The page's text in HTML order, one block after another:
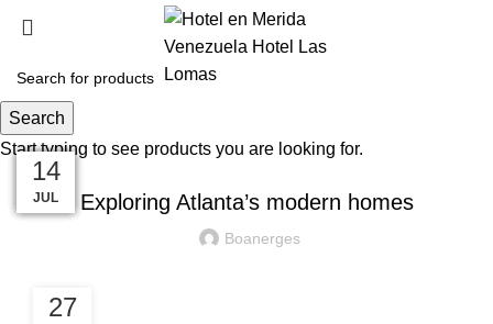
Blog
DECORATION
Exploring Atlanta’s modern homes
Boanerges
27
27
AGO
27
AGO
27
AGO
27
AGO
26
AGO
26
AGO
14
JUL
Search
Start typing to see products you are looking for.